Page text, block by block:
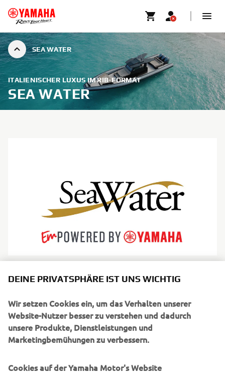
SEA WATER
ITALIENISCHER LUXUS IM RIB-FORMAT
SEA WATER
Sea Water baut große, luxuriöse RIBs, die italienische
ihren schnittigen Designs, hochwertigen Materialien und
leistungsstarken Rümpfen bieten ihre Boote ein
erstklassiges Erlebnis auf offenem Wasser. Die Sea Water-
Modelle eignen sich ideal für Tagesausflüge, zum Hosting
Komfort und beeindruckende Leistung. Sie sind für
stilvolles Bootfahren gebaut.
DEINE PRIVATSPHÄRE IST UNS WICHTIG
Wir setzen Cookies ein, um das Verhalten unserer
Website-Nutzer besser zu verstehen und dadurch
unsere Produkte, Dienstleistungen und
Marketingbemühungen zu verbessern.
Cookies auf der Yamaha Motor's Website